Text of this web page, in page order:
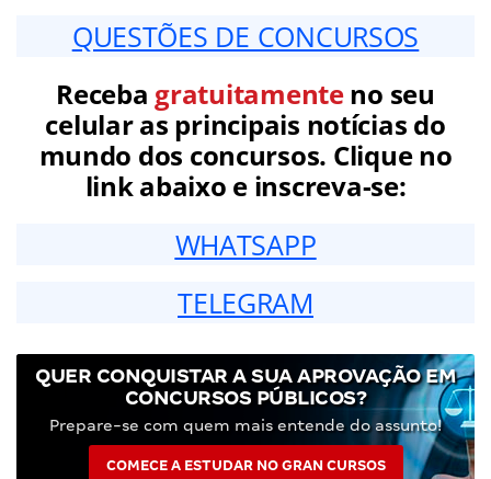
QUESTÕES DE CONCURSOS
Receba gratuitamenteno seu
celular as principais notícias do
mundo dos concursos. Clique no
link abaixo e inscreva-se:
WHATSAPP
TELEGRAM
QUER CONQUISTAR A SUA APROVAÇÃO EM
CONCURSOS PÚBLICOS?
Prepare-se com quem mais entende do assunto!
COMECE A ESTUDAR NO GRAN CURSOS